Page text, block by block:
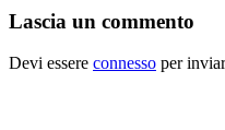
Lascia un commento
Devi essere connesso per